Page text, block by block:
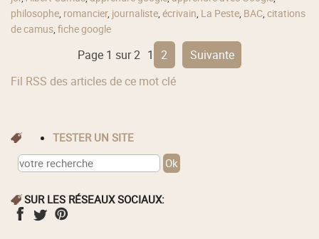
philosophe, romancier, journaliste,écrivain, La Peste, BAC,citations
de camus,fiche google
Page 1 sur 2 1 2
suivante
Fil RSS des articles de ce mot clé
TESTER UN SITE
SUR LES RÉSEAUX SOCIAUX: